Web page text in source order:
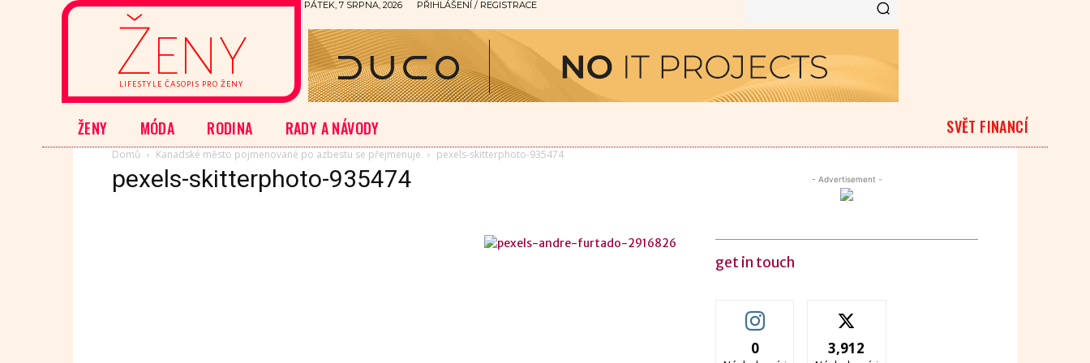
Ženy
LIFESTYLE ČASOPIS PRO ŽENY
PÁTEK, 7 SRPNA, 2026 PŘIHLÁŠENÍ / REGISTRACE
ŽENY MÓDA RODINA RADY A NÁVODY SVĚT FINANCÍ
Domů Kanadské město pojmenované po azbestu se přejmenuje pexels-skitterphoto-935474
pexels-skitterphoto-935474 - Advertisement -
get in touch
0 3,912